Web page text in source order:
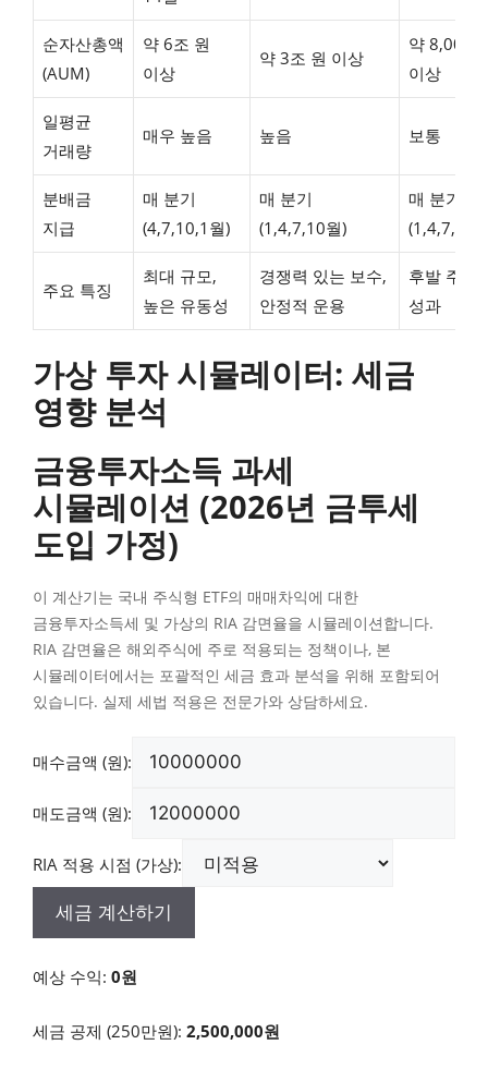
순자산총액
(AUM)
약 6조 원
이상
약 3조 원 이상
약 8,000
이상
일평균
거래량
매우 높음 높음 보통
분배금
지급
매 분기
(4,7,10,1월)
매 분기
(1,4,7,10월)
매 분기
(1,4,7,10
주요 특징
최대 규모,
높은 유동성
경쟁력 있는 보수,
안정적 운용
후발 주자,
성과
가상 투자 시뮬레이터: 세금
영향 분석
금융투자소득 과세
시뮬레이션 (2026년 금투세
도입 가정)
이 계산기는 국내 주식형 ETF의 매매차익에 대한
금융투자소득세 및 가상의 RIA 감면율을 시뮬레이션합니다.
RIA 감면율은 해외주식에 주로 적용되는 정책이나, 본
시뮬레이터에서는 포괄적인 세금 효과 분석을 위해 포함되어
있습니다. 실제 세법 적용은 전문가와 상담하세요.
매수금액 (원):
매도금액 (원):
RIA 적용 시점 (가상):
세금 계산하기
예상 수익: 0원
세금 공제 (250만원): 2,500,000원